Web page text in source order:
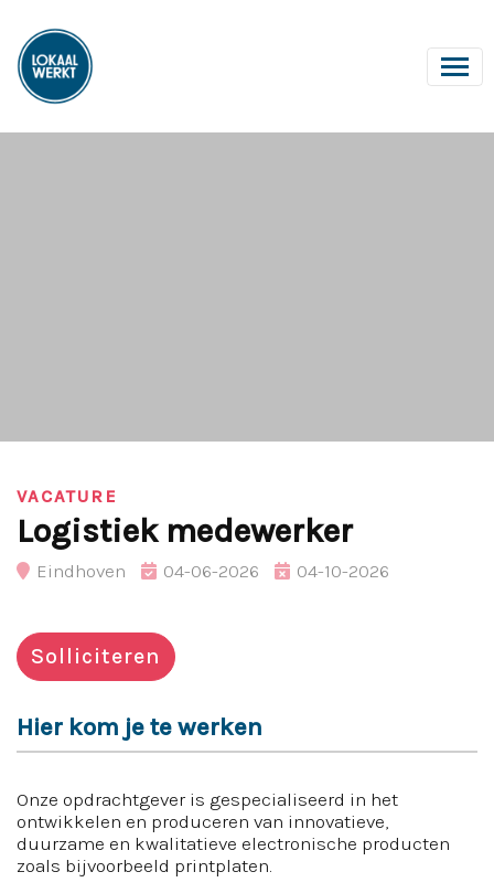
VACATURE
Logistiek medewerker
Eindhoven 04-06-2026 04-10-2026
Solliciteren
Hier kom je te werken
Onze opdrachtgever is gespecialiseerd in het
ontwikkelen en produceren van innovatieve,
duurzame en kwalitatieve electronische producten
zoals bijvoorbeeld printplaten.